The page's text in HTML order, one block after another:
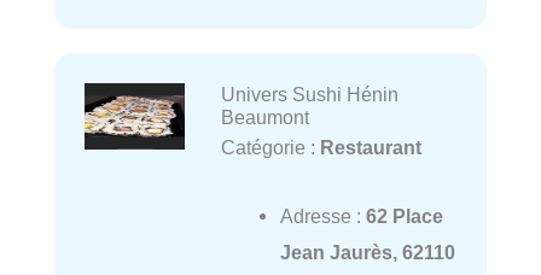
Univers Sushi Hénin
Beaumont
Catégorie : Restaurant
Adresse : 62 Place
Jean Jaurès, 62110